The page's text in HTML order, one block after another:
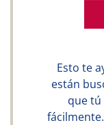
Esto te
están
que